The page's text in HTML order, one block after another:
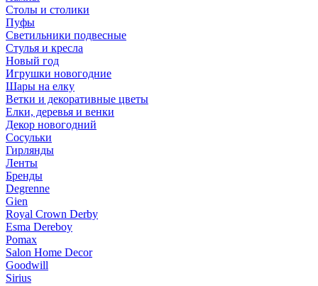
Столы и столики
Пуфы
Светильники подвесные
Стулья и кресла
Новый год
Игрушки новогодние
Шары на елку
Ветки и декоративные цветы
Елки, деревья и венки
Декор новогодний
Сосульки
Гирлянды
Ленты
Бренды
Degrenne
Gien
Royal Crown Derby
Esma Dereboy
Pomax
Salon Home Decor
Goodwill
Sirius